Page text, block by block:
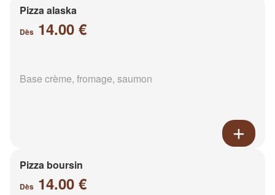
Pizza alaska
Dès 14.00 €
Base crème, fromage, saumon
Pizza boursin
Dès 14.00 €